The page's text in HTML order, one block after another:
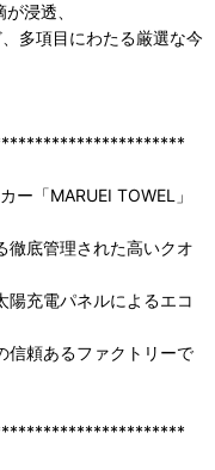
浸透、
多項目にわたる厳選な今
「MARUEI TOWEL」
徹底管理された高いクオ
陽充電パネルによるエコ
信頼あるファクトリーで